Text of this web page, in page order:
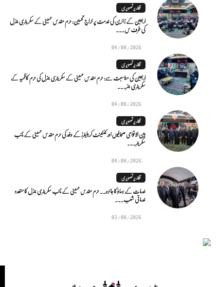
تقاریر تصویری
اربعین کے زائرین کی خدمت پر خراجِ تحسین: حرم مقدس حسینی کے سکریٹری جنرل
کی طرف س...
04/08/2026
تقاریر تصویری
اربعین کی مناسبت سے: حرم مقدس حسینی کے سکریٹری جنرل کی حرم کاظمیہ کے
سکریٹری جنر...
04/08/2026
تقاریر تصویری
بین الاقوامی صحافیوں اور کنٹینٹ کریئیٹرز کے وفد کی حرم مقدس حسینی کے نائب
سکریٹر...
04/08/2026
تقاریر تصویری
خدمات کے بہاؤ کا جائزہ.. حرم مقدس حسینی کے نائب سکریٹری جنرل کا متعدد
خدماتی شعب...
03/08/2026